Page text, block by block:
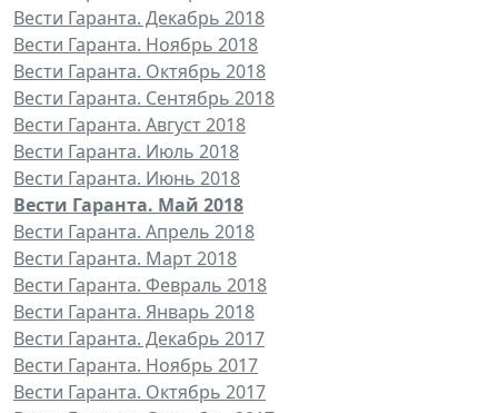
Вести Гаранта. Декабрь 2018
Вести Гаранта. Ноябрь 2018
Вести Гаранта. Октябрь 2018
Вести Гаранта. Сентябрь 2018
Вести Гаранта. Август 2018
Вести Гаранта. Июль 2018
Вести Гаранта. Июнь 2018
Вести Гаранта. Май 2018
Вести Гаранта. Апрель 2018
Вести Гаранта. Март 2018
Вести Гаранта. Февраль 2018
Вести Гаранта. Январь 2018
Вести Гаранта. Декабрь 2017
Вести Гаранта. Ноябрь 2017
Вести Гаранта. Октябрь 2017